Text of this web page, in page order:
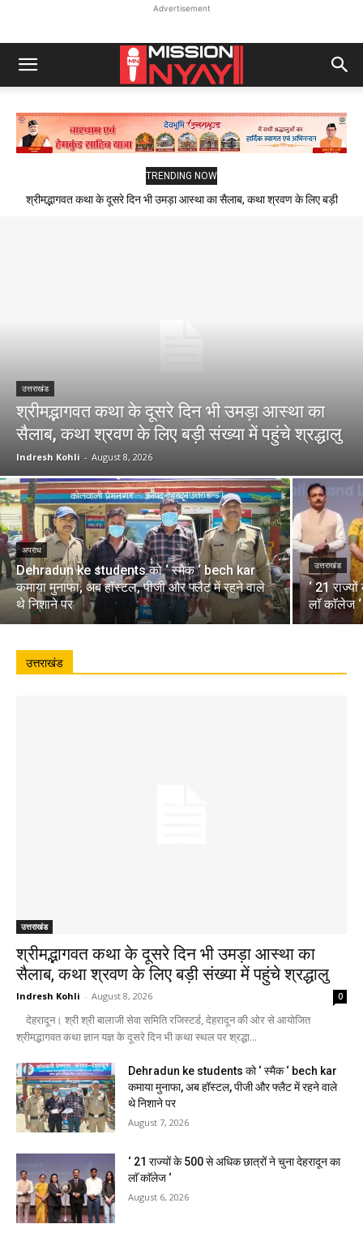
Advertisement
TRENDING NOW
श्रीमद्भागवत कथा के दूसरे दिन भी उमड़ा आस्था का सैलाब, कथा श्रवण के लिए बड़ी
उत्तराखंड
श्रीमद्भागवत कथा के दूसरे दिन भी उमड़ा आस्था का
सैलाब, कथा श्रवण के लिए बड़ी संख्या में पहुंचे श्रद्धालु
Indresh Kohli - August 8, 2026
अपराध
Dehradun ke students को ‘ स्मैक ‘ bech kar
कमाया मुनाफा, अब हॉस्टल, पीजी और फ्लैट में रहने वाले
थे निशाने पर
उत्तराखंड
‘ 21
लाॅ काॅलेज
उत्तराखंड
उत्तराखंड
श्रीमद्भागवत कथा के दूसरे दिन भी उमड़ा आस्था का
सैलाब, कथा श्रवण के लिए बड़ी संख्या में पहुंचे श्रद्धालु
Indresh Kohli - August 8, 2026 0
देहरादून। श्री श्री बालाजी सेवा समिति रजिस्टर्ड, देहरादून की ओर से आयोजित
श्रीमद्भागवत कथा ज्ञान यज्ञ के दूसरे दिन भी कथा स्थल पर श्रद्धा...
Dehradun ke students को ‘ स्मैक ‘ bech kar
कमाया मुनाफा, अब हॉस्टल, पीजी और फ्लैट में रहने वाले
थे निशाने पर
August 7, 2026
‘ 21 राज्यों के 500 से अधिक छात्रों ने चुना देहरादून का
लाॅ काॅलेज ‘
August 6, 2026